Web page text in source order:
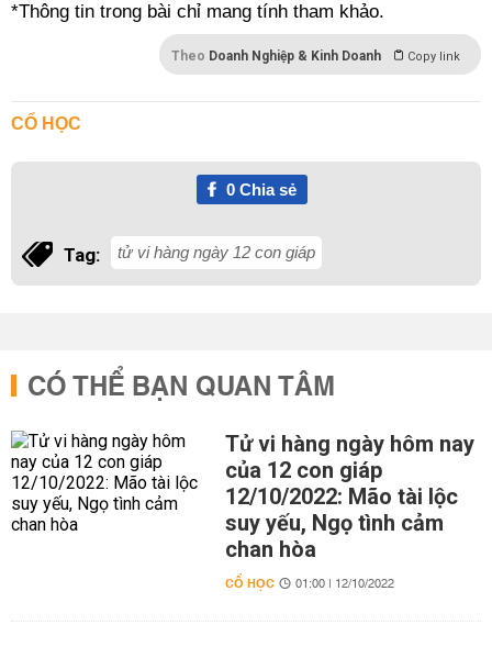
*Thông tin trong bài chỉ mang tính tham khảo.
Theo Doanh Nghiệp & Kinh Doanh Copy link
CỔ HỌC
0Chia sẻ
Tag: tử vi hàng ngày 12 con giáp
CÓ THỂ BẠN QUAN TÂM
Tử vi hàng ngày hôm nay
của 12 con giáp
12/10/2022: Mão tài lộc
suy yếu, Ngọ tình cảm
chan hòa
CỔ HỌC 01:00 | 12/10/2022